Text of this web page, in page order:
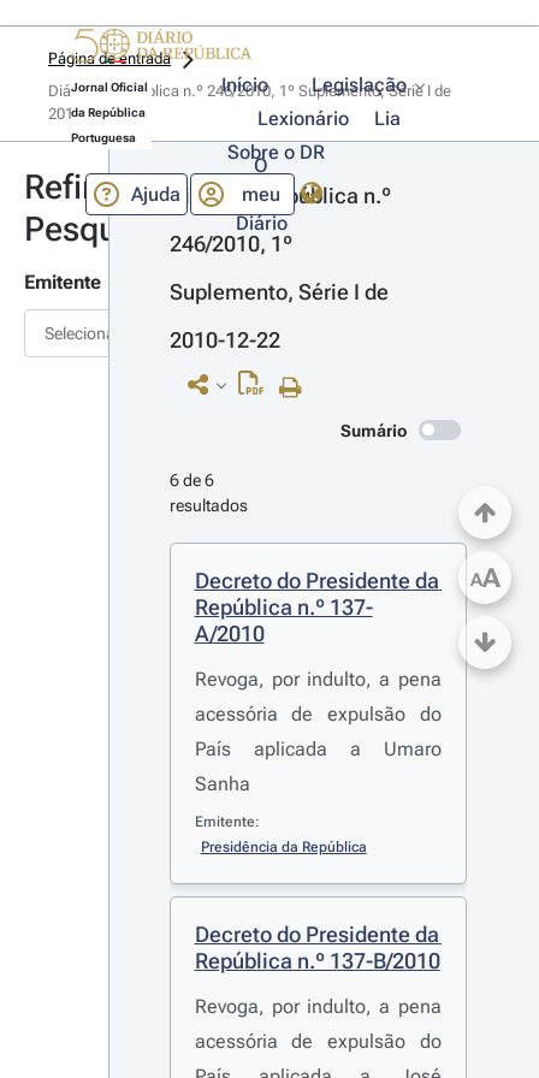
Jornal Oficial
da República
Portuguesa
Início
Legislação
Lexionário
Lia
Sobre o DR
Ajuda
O
meu
Diário
Página de entrada
Diário da República n.º 246/2010, 1º Suplemento, Série I de
2010-12-22
Refinar
Pesquisa
Emitente
Selecionar
Diário da República n.º
246/2010, 1º
Suplemento, Série I de
2010-12-22
Sumário
6 de 6
resultados
Decreto do Presidente da
República n.º 137-
A/2010
Revoga, por indulto, a pena
acessória de expulsão do
País aplicada a Umaro
Sanha
Emitente:
Presidência da República
Decreto do Presidente da
República n.º 137-B/2010
Revoga, por indulto, a pena
acessória de expulsão do
AA